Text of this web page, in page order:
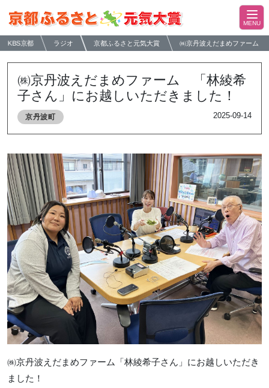
KBS京都 ラジオ 京都ふるさと元気大賞 ㈱京丹波えだまめファーム
㈱京丹波えだまめファーム 「林綾希
子さん」にお越しいただきました！
京丹波町 2025-09-14
㈱京丹波えだまめファーム「林綾希子さん」にお越しいただき
ました！